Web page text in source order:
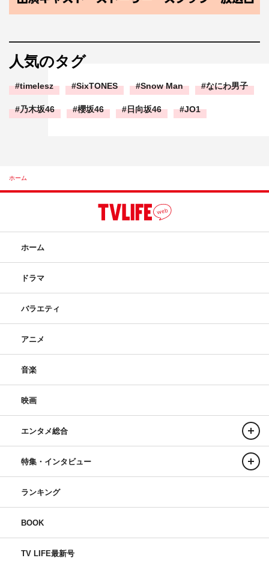
人気のタグ
timelesz SixTONES Snow Man なにわ男子
乃木坂46 櫻坂46 日向坂46 JO1
ホーム
ホーム
ドラマ
バラエティ
アニメ
音楽
映画
エンタメ総合
特集・インタビュー
ランキング
BOOK
TV LIFE最新号